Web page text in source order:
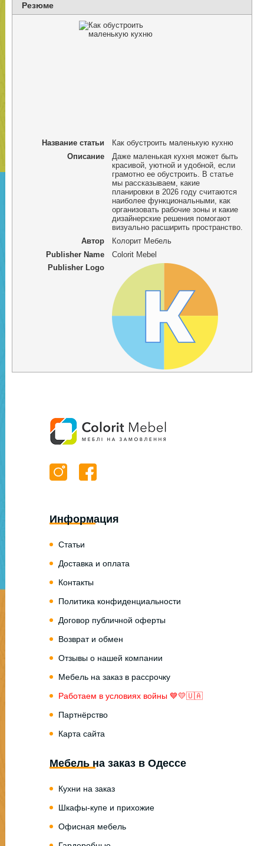
Резюме
Название статьи
Как обустроить маленькую кухню
Описание
Даже маленькая кухня может быть
красивой, уютной и удобной, если
грамотно ее обустроить. В статье
мы рассказываем, какие
планировки в 2026 году считаются
наиболее функциональными, как
организовать рабочие зоны и какие
дизайнерские решения помогают
визуально расширить пространство.
Автор
Колорит Мебель
Publisher Name
Colorit Mebel
Publisher Logo
Информация
Статьи
Доставка и оплата
Контакты
Политика конфиденциальности
Договор публичной оферты
Возврат и обмен
Отзывы о нашей компании
Мебель на заказ в рассрочку
Работаем в условиях войны 💙💛🇺🇦
Партнёрство
Карта сайта
Мебель на заказ в Одессе
Кухни на заказ
Шкафы-купе и прихожие
Офисная мебель